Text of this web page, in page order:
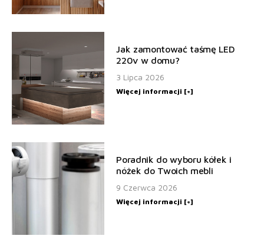
Jak zamontować taśmę LED
220v w domu?
3 Lipca 2026
Więcej informacji [+]
Poradnik do wyboru kółek i
nóżek do Twoich mebli
9 Czerwca 2026
Więcej informacji [+]